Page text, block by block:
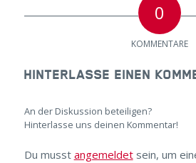
0
KOMMENTARE
HINTERLASSE EINEN
An der Diskussion beteiligen?
Hinterlasse uns deinen Kommentar!
Du musst angemeldetsein, um